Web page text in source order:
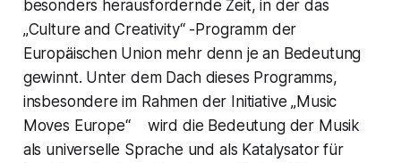
besonders herausfordernde Zeit, in der das
„Culture and Creativity“ -Programm der
Europäischen Union mehr denn je an Bedeutung
gewinnt. Unter dem Dach dieses Programms,
insbesondere im Rahmen der Initiative „Music
Moves Europe“ wird die Bedeutung der Musik
als universelle Sprache und als Katalysator für